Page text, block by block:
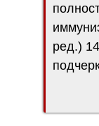
ред.)